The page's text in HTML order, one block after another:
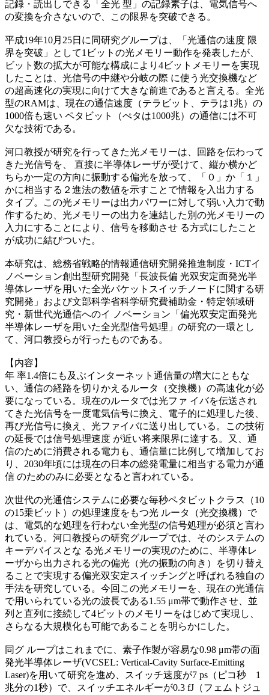
記録・読出しできる「全光 型」の記録素子は、電気信号へ
の変換を介さないので、この限界を突破できる。
平成19年10月25日に同研究グループは、「光通信の速度 限
界を突破」として1ビットの光メモリー動作を発表したが、
ビット数の拡大が可能な構成により4ビットメモリーを実現
したことは、光信号の中継や分岐の際 に使う光交換機など
の超高速化の実現に向けて大きな前進であると言える。全光
型のRAMは、現在の通信速度（テラビット、テラは1兆）の
1000倍も速い ペタビット（ぺタは1000兆）の通信には不可
欠な技術である。
河口教授が研究を行ってきた光メモリーは、回路を伝わって
きた光信号を、 直接に半導体レーザが受けて、縦か横かど
ちらか一定の方向に振動する偏光を放って、「０」か「１」
かに相当する２進法の数値を示すことで情報を入出力する
タイプ。この光メモリーは出力パワーに対して弱い入力で動
作するため、光メモリーの出力を連結した別の光メモリーの
入力にすることにより、信号を移動させ る方式にしたこと
が成功に結びついた。
本研究は、総務省戦略的情報通信研究開発推進制度・ICTイ
ノベーション創出型研究開発「長波長偏 光双安定面発光半
導体レーザを用いた全光パケットスイッチノードに関する研
究開発」および文部科学省科学研究費補助金・特定領域研
究・新世代光通信へのイ ノベーション「偏光双安定面発光
半導体レーザを用いた全光型信号処理」の研究の一環とし
て、河口教授らが行ったものである。
【内容】
年 率1.4倍にも及ぶインターネット通信量の増大にともな
い、通信の経路を切りかえるルータ（交換機）の高速化が必
要になっている。現在のルータでは光ファ イバを伝送され
てきた光信号を一度電気信号に換え、電子的に処理した後、
再び光信号に換え、光ファイバに送り出している。この技術
の延長では信号処理速度 が近い将来限界に達する。又、通
信のために消費される電力も、通信量に比例して増加してお
り、2030年頃には現在の日本の総発電量に相当する電力が通
信 のためのみに必要となると言われている。
次世代の光通信システムに必要な毎秒ペタビットクラス（10
の15乗ビット）の処理速度をもつ光 ルータ（光交換機）で
は、電気的な処理を行わない全光型の信号処理が必須と言わ
れている。河口教授らの研究グループでは、そのシステムの
キーデバイスとな る光メモリーの実現のために、半導体レ
ーザから出力される光の偏光（光の振動の向き）を切り替え
ることで実現する偏光双安定スイッチングと呼ばれる独自の
手法を研究している。今回この光メモリーを、現在の光通信
で用いられている光の波長である1.55 μm帯で動作させ、並
列と直列に接続して4ビットのメモリーをはじめて実現し、
さらなる大規模化も可能であることを明らかにした。
同グ ループはこれまでに、素子作製が容易な0.98 μm帯の面
発光半導体レーザ(VCSEL: Vertical-Cavity Surface-Emitting
Laser)を用いて研究を進め、スイッチ速度が7 ps（ピコ秒 1
兆分の1秒）で、スイッチエネルギーが0.3 fJ（フェムトジュ